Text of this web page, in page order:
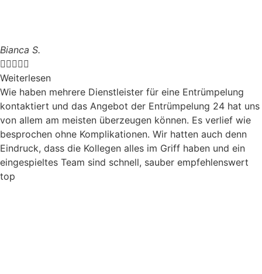
Bianca S.

Weiterlesen
Wie haben mehrere Dienstleister für eine Entrümpelung
kontaktiert und das Angebot der Entrümpelung 24 hat uns
von allem am meisten überzeugen können. Es verlief wie
besprochen ohne Komplikationen. Wir hatten auch denn
Eindruck, dass die Kollegen alles im Griff haben und ein
eingespieltes Team sind schnell, sauber empfehlenswert
top